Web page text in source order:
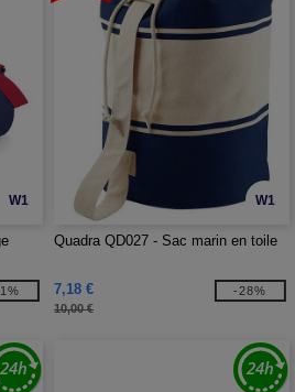
W1 W1
Quadra QD027 - Sac marin en toile
7,18 €
10,00 €
-28%